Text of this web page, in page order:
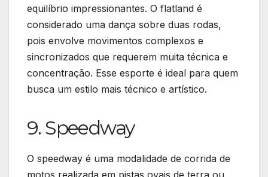
equilíbrio impressionantes. O flatland é
considerado uma dança sobre duas rodas,
pois envolve movimentos complexos e
sincronizados que requerem muita técnica e
concentração. Esse esporte é ideal para quem
busca um estilo mais técnico e artístico.
9. Speedway
O speedway é uma modalidade de corrida de
motos realizada em pistas ovais de terra ou